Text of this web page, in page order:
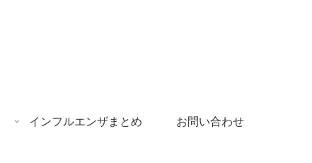
インフルエンザまとめ お問い合わせ